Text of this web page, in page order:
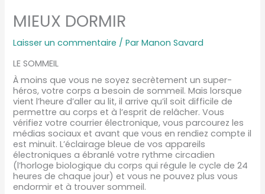
MIEUX DORMIR
Laisser un commentaire / ParManon Savard
LE SOMMEIL
À moins que vous ne soyez secrètement un super-
héros, votre corps a besoin de sommeil. Mais lorsque
vient l’heure d’aller au lit, il arrive qu’il soit difficile de
permettre au corps et à l’esprit de relâcher. Vous
vérifiez votre courrier électronique, vous parcourez les
médias sociaux et avant que vous en rendiez compte il
est minuit. L’éclairage bleue de vos appareils
électroniques a ébranlé votre rythme circadien
(l’horloge biologique du corps qui régule le cycle de 24
heures de chaque jour) et vous ne pouvez plus vous
endormir et à trouver sommeil.